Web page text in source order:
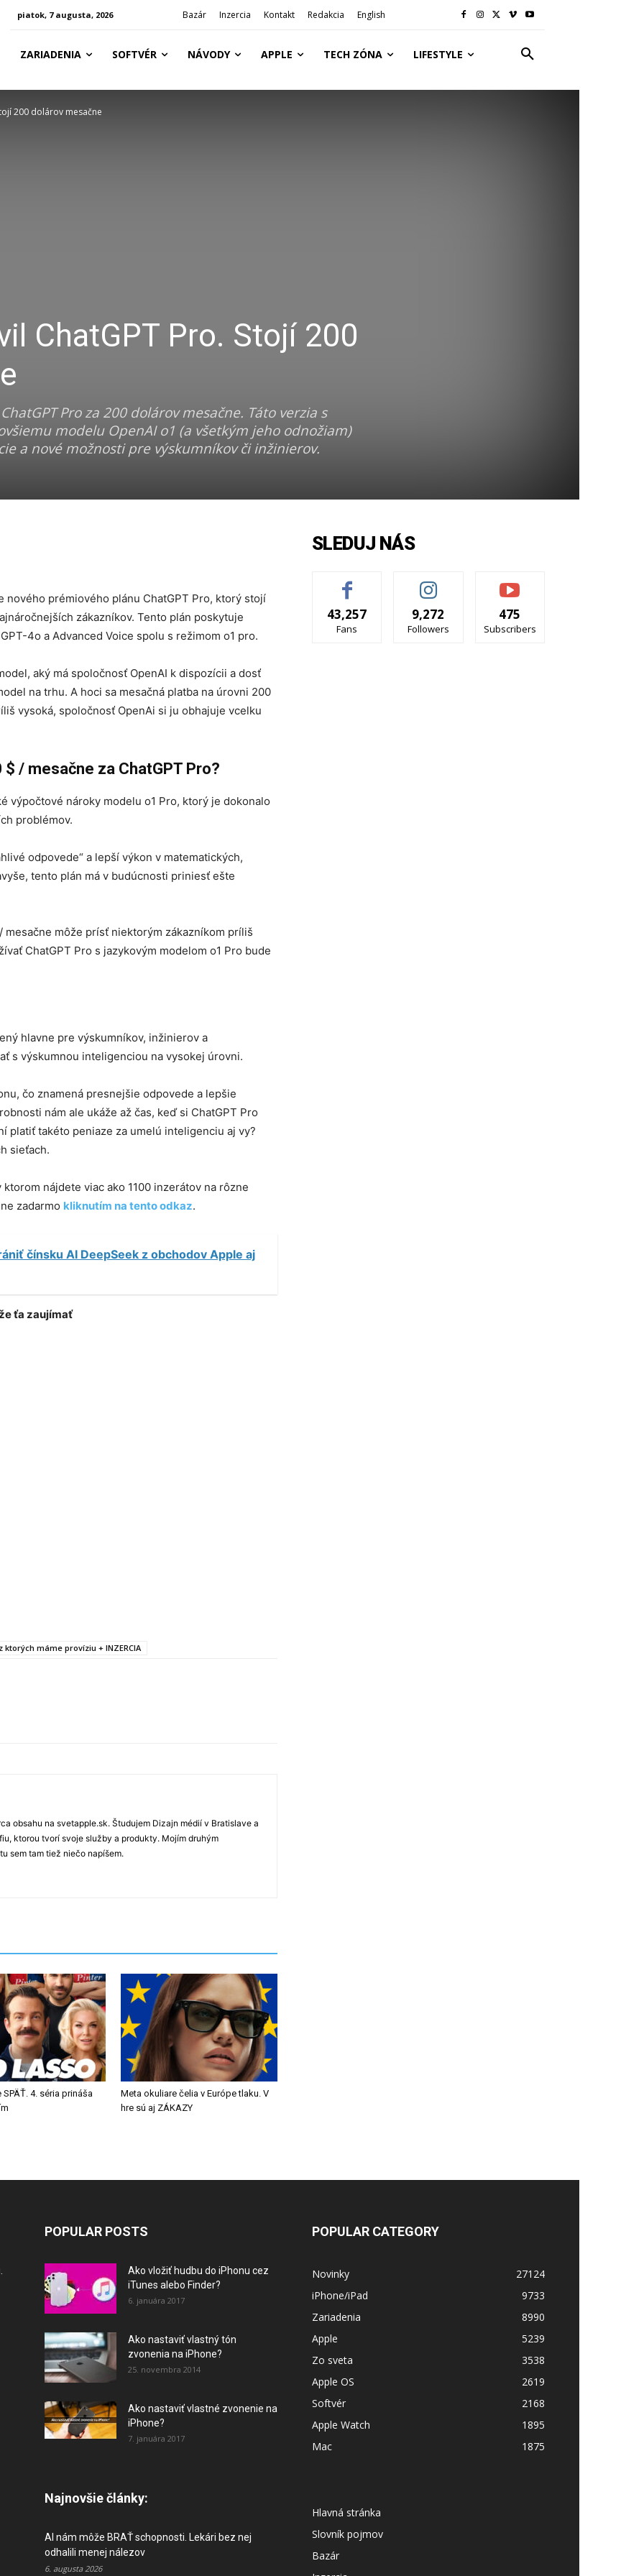
piatok, 7 augusta, 2026 Bazár Inzercia Kontakt Redakcia English
ZARIADENIA SOFTVÉR NÁVODY APPLE TECH ZÓNA LIFESTYLE
200 dolárov mesačne
ChatGPT Pro. Stojí 200
Pro za 200 dolárov mesačne. Táto verzia s
modelu OpenAI o1 (a všetkým jeho odnožiam)
a nové možnosti pre výskumníkov či inžinierov.
nového prémiového plánu ChatGPT Pro, ktorý stojí
zákazníkov. Tento plán poskytuje
4o a Advanced Voice spolu s režimom o1 pro.
aký má spoločnosť OpenAI k dispozícii a dosť
na trhu. A hoci sa mesačná platba na úrovni 200
vysoká, spoločnosť OpenAi si ju obhajuje vcelku
/ mesačne za ChatGPT Pro?
výpočtové nároky modelu o1 Pro, ktorý je dokonalo
problémov.
odpovede“ a lepší výkon v matematických,
tento plán má v budúcnosti priniesť ešte
mesačne môže prísť niektorým zákazníkom príliš
ChatGPT Pro s jazykovým modelom o1 Pro bude
hlavne pre výskumníkov, inžinierov a
s výskumnou inteligenciou na vysokej úrovni.
čo znamená presnejšie odpovede a lepšie
nám ale ukáže až čas, keď si ChatGPT Pro
platiť takéto peniaze za umelú inteligenciu aj vy?
sieťach.
ktorom nájdete viac ako 1100 inzerátov na rôzne
zadarmo kliknutím na tento odkaz.
čínsku AI DeepSeek z obchodov Apple aj
ťa zaujímať
máme províziu + INZERCIA
obsahu na svetapple.sk. Študujem Dizajn médií v Bratislave a
ktorou tvorí svoje služby a produkty. Mojím druhým
sem tam tiež niečo napíšem.
SPÄŤ. 4. séria prináša
Meta okuliare čelia v Európe tlaku. V
hre sú aj ZÁKAZY
SLEDUJ NÁS
43,257
Fans
9,272
Followers
475
Subscribers
POPULAR POSTS
Ako vložiť hudbu do iPhonu cez
iTunes alebo Finder?
6. januára 2017
Ako nastaviť vlastný tón
zvonenia na iPhone?
25. novembra 2014
Ako nastaviť vlastné zvonenie na
iPhone?
7. januára 2017
Najnovšie články:
AI nám môže BRAŤ schopnosti. Lekári bez nej
odhalili menej nálezov
6. augusta 2026
POPULAR CATEGORY
Novinky
27124
iPhone/iPad
9733
Zariadenia
8990
Apple
5239
Zo sveta
3538
Apple OS
2619
Softvér
2168
Apple Watch
1895
Mac
1875
Hlavná stránka
Slovník pojmov
Bazár